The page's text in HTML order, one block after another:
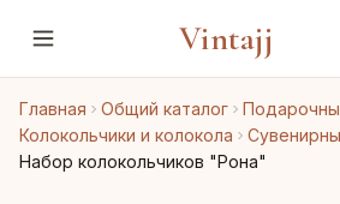
Vintajj
Главная Общий каталог
Колокольчики и колокола
Набор колокольчиков "Рона"